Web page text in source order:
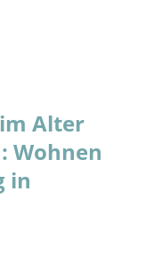
Alter
Wohnen
in